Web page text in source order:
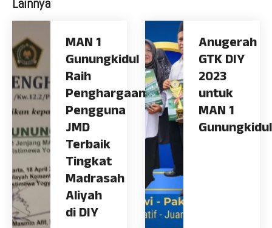
MAN 1
Gunungkidul
Raih
Penghargaan
Pengguna
JMD
Terbaik
Tingkat
Madrasah
Aliyah
di DIY
Anugerah
GTK DIY
2023
untuk
MAN 1
Gunungkidul